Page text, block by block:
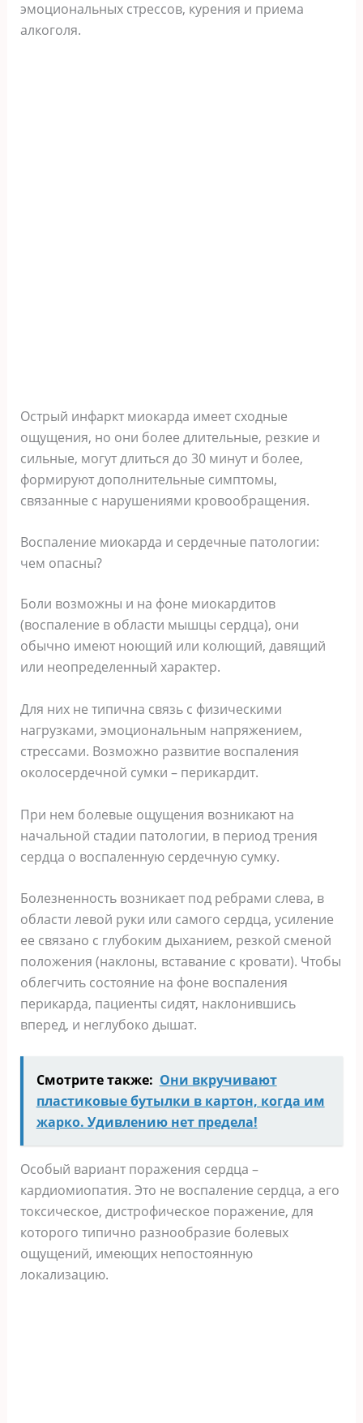
эмоциональных стрессов, курения и приема
алкоголя.
Острый инфаркт миокарда имеет сходные
ощущения, но они более длительные, резкие и
сильные, могут длиться до 30 минут и более,
формируют дополнительные симптомы,
связанные с нарушениями кровообращения.
Воспаление миокарда и сердечные патологии:
чем опасны?
Боли возможны и на фоне миокардитов
(воспаление в области мышцы сердца), они
обычно имеют ноющий или колющий, давящий
или неопределенный характер.
Для них не типична связь с физическими
нагрузками, эмоциональным напряжением,
стрессами. Возможно развитие воспаления
околосердечной сумки – перикардит.
При нем болевые ощущения возникают на
начальной стадии патологии, в период трения
сердца о воспаленную сердечную сумку.
Болезненность возникает под ребрами слева, в
области левой руки или самого сердца, усиление
ее связано с глубоким дыханием, резкой сменой
положения (наклоны, вставание с кровати). Чтобы
облегчить состояние на фоне воспаления
перикарда, пациенты сидят, наклонившись
вперед, и неглубоко дышат.
Смотрите также: Они вкручивают
пластиковые бутылки в картон, когда им
жарко. Удивлению нет предела!
Особый вариант поражения сердца –
кардиомиопатия. Это не воспаление сердца, а его
токсическое, дистрофическое поражение, для
которого типично разнообразие болевых
ощущений, имеющих непостоянную
локализацию.